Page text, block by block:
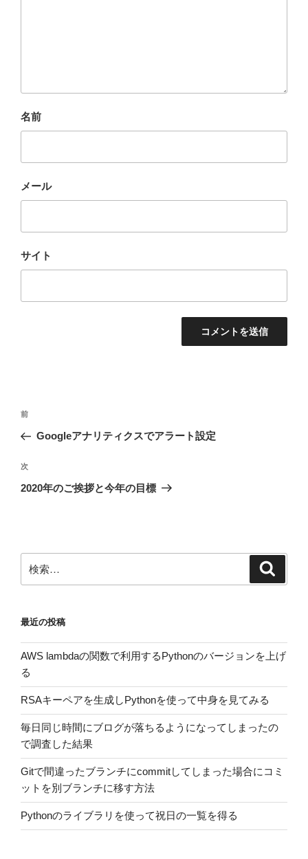
名前
メール
サイト
投
ナ
ビ
ゲ
ン
前
の
稿
前
Googleアナリティクスでアラート設定
次
の
次
2020年のご挨拶と今年の目標
索:
最近の投稿
AWS lambdaの関数で利用するPythonのバージョンを上げ
る
RSAキーペアを生成しPythonを使って中身を見てみる
毎日同じ時間にブログが落ちるようになってしまったの
で調査した結果
Gitで間違ったブランチにcommitしてしまった場合にコミ
ットを別ブランチに移す方法
Pythonのライブラリを使って祝日の一覧を得る